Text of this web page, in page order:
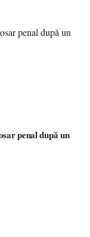
penal după un